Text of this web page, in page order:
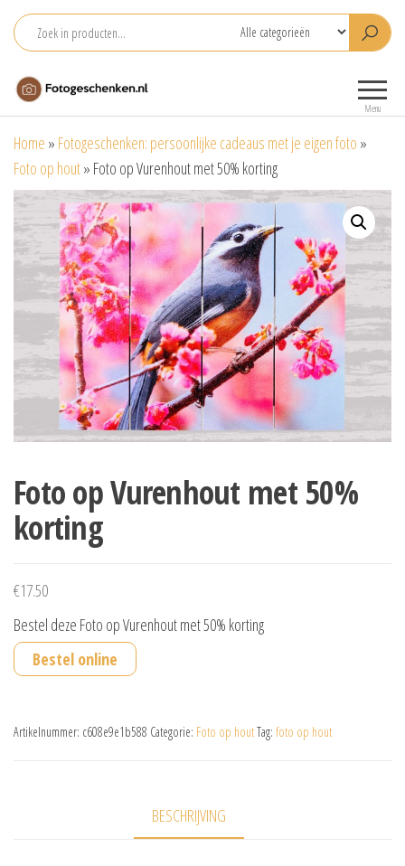
naar
inhoud
voor je foto
Menu
Home » Fotogeschenken: persoonlijke cadeaus met je eigen foto »
Foto op hout» Foto op Vurenhout met 50% korting
Foto op Vurenhout met 50%
korting
€17.50
Bestel deze Foto op Vurenhout met 50% korting
Bestel online
Artikelnummer: c608e9e1b588 Categorie: Foto op houtTag: foto op hout
BESCHRIJVING